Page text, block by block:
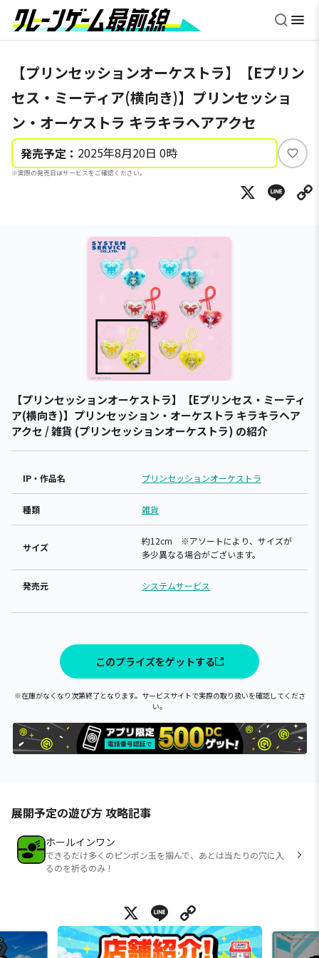
【プリンセッションオーケストラ】【Eプリン
セス・ミーティア(横向き)】プリンセッショ
ン・オーケストラ キラキラヘアアクセ
発売予定： 2025年8月20日 0時
※実際の発売日はサービスをご確認ください。
い
ね
X
【プリンセッションオーケストラ】【Eプリンセス・ミーティ
ア(横向き)】プリンセッション・オーケストラ キラキラヘア
アクセ / 雑貨 (プリンセッションオーケストラ) の紹介
IP・作品名 プリンセッションオーケストラ
種類 雑貨
サイズ
約12cm ※アソートにより、サイズが
多少異なる場合がございます。
発売元 システムサービス
このプライズをゲットする
※在庫がなくなり次第終了となります。サービスサイトで実際の取り扱いを確認してくださ
い。
展開予定の遊び方 攻略記事
ホールインワン
できるだけ多くのピンポン玉を掴んで、あとは当たりの穴に入
るのを祈るのみ！
X Line